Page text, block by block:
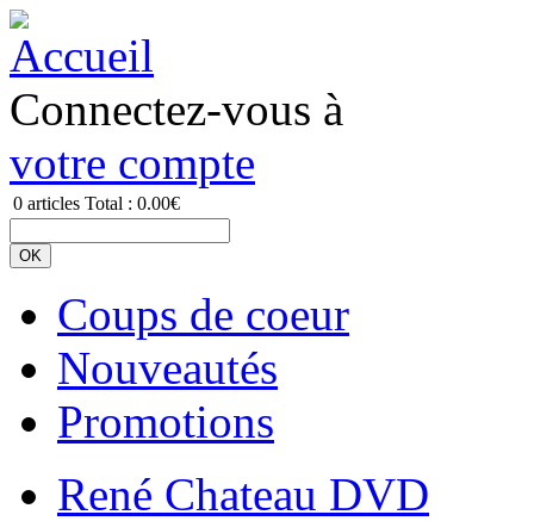
Connectez-vous à
votre compte
0 articles Total : 0.00€
Coups de coeur
Nouveautés
Promotions
René Chateau DVD